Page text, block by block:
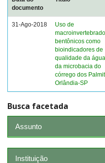
documento
31-Ago-2018
Uso de
bentônicos como
bioindicadores de
qualidade da água
da microbacia do
córrego dos
Orlândia-SP
Busca facetada
Assunto
Instituição